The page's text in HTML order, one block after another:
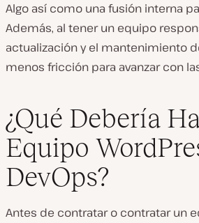
Algo así como una fusión interna
Además, al tener un equipo
actualización y el mantenimiento
menos fricción para avanzar con
¿Qué Debería
Equipo
DevOps?
Antes de contratar o contratar un